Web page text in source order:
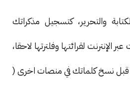
والتحرير، كتسجيل مذكراتك
الإنترنت لقرائتها وفلترتها لاحقا،
قبل نسخ كلماتك في منصات اخرى (